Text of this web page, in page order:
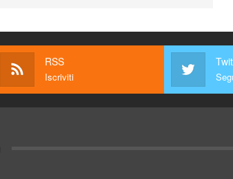
RSS
Iscriviti